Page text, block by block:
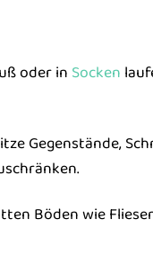
oder in Socken
Gegenstände,
Böden wie